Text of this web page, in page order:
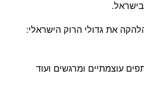
בישראל.
את גדולי הרוק הישראלי:
עוצמתיים ומרגשים ועוד